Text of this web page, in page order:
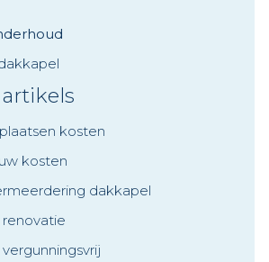
kosten
kosten
dakkapel